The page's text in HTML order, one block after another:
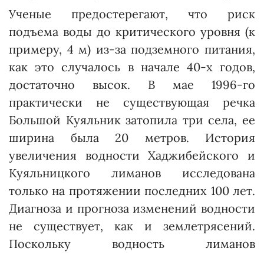
Ученые предостерегают, что риск
подъема воды до критического уровня (к
примеру, 4 м) из-за подземного питания,
как это случалось в начале 40-х годов,
достаточно высок. В мае 1996-го
практически не существующая речка
Большой Куяльник затопила три села, ее
ширина была 20 метров. История
увеличения водности Хаджибейского и
Куяльницкого лиманов исследована
только на протяжении последних 100 лет.
Диагноза и прогноза изменений водности
не существует, как и землетрясений.
Поскольку водность лиманов